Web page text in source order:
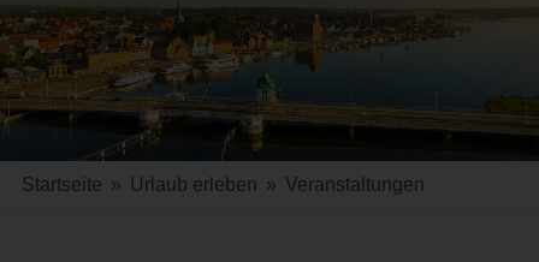
Startseite » Urlaub erleben » Veranstaltungen